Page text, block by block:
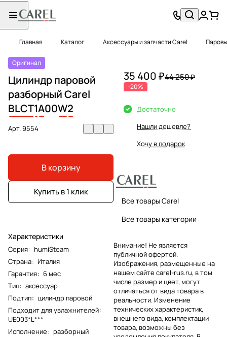
Главная Каталог Аксессуары и запчасти Carel
Оригинал
Цилиндр паровой
разборный Carel
BLCT1A00W2
Арт.9554
В корзину
Купить в 1 клик
Характеристики
Серия: humiSteam
Страна: Италия
Гарантия: 6 мес
Тип: аксессуар
Подтип: цилиндр паровой
Подходит для увлажнителей:
UE003*L***
Исполнение: разборный
35 400 ₽44 250 ₽
-20%
Достаточно
Нашли дешевле?
Хочу в подарок
Все товары Carel
Все товары категории
Внимание! Не является
публичной офертой.
Изображения, размещенные на
нашем сайте carel-rus.ru, в том
числе размер и цвет, могут
отличаться от вида товара в
реальности. Изменение
технических характеристик,
внешнего вида, комплектации
товара, возможны без